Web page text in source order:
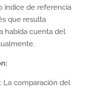
índice de referencia
que resulta
habida cuenta del
La comparación del